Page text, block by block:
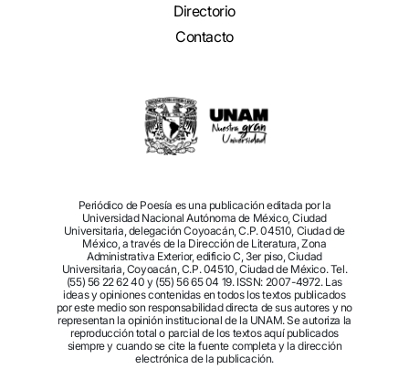
Directorio
Contacto
Periódico de Poesía es una publicación editada por la
Universidad Nacional Autónoma de México, Ciudad
Universitaria, delegación Coyoacán, C.P. 04510, Ciudad de
México, a través de la Dirección de Literatura, Zona
Administrativa Exterior, edificio C, 3er piso, Ciudad
Universitaria, Coyoacán, C.P. 04510, Ciudad de México. Tel.
(55) 56 22 62 40 y (55) 56 65 04 19. ISSN: 2007-4972. Las
ideas y opiniones contenidas en todos los textos publicados
por este medio son responsabilidad directa de sus autores y no
representan la opinión institucional de la UNAM. Se autoriza la
reproducción total o parcial de los textos aquí publicados
siempre y cuando se cite la fuente completa y la dirección
electrónica de la publicación.